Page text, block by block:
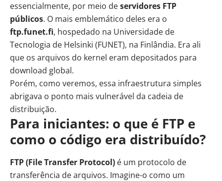
essencialmente, por meio deservidores FTP
públicos. O mais emblemático deles era o
ftp.funet.fi, hospedado na Universidade de
Tecnologia de Helsinki (FUNET), na Finlândia. Era ali
que os arquivos do kernel eram depositados para
download global.
Porém, como veremos, essa infraestrutura simples
abrigava o ponto mais vulnerável da cadeia de
distribuição.
Para iniciantes: o que é FTP e
como o código era distribuído?
FTP (File Transfer Protocol) é um protocolo de
transferência de arquivos. Imagine-o como um